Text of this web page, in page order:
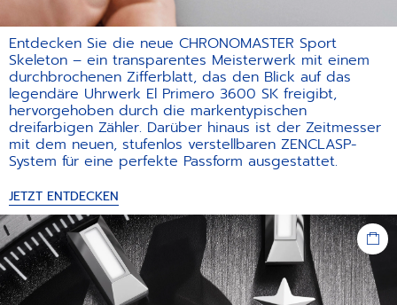
Entdecken Sie die neue CHRONOMASTER Sport
Skeleton – ein transparentes Meisterwerk mit einem
durchbrochenen Zifferblatt, das den Blick auf das
legendäre Uhrwerk El Primero 3600 SK freigibt,
hervorgehoben durch die markentypischen
dreifarbigen Zähler. Darüber hinaus ist der Zeitmesser
mit dem neuen, stufenlos verstellbaren ZENCLASP-
System für eine perfekte Passform ausgestattet.
JETZT ENTDECKEN